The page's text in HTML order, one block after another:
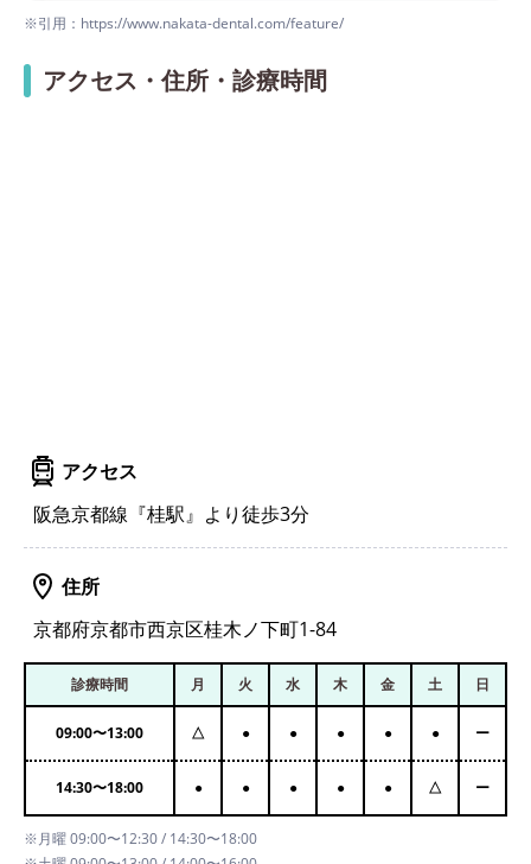
※引用：https://www.nakata-dental.com/feature/
アクセス・住所・診療時間
アクセス
阪急京都線『桂駅』より徒歩3分
住所
京都府京都市西京区桂木ノ下町1-84
診療時間 月 火 水 木 金 土 日
09:00〜13:00 △ ● ● ● ● ● ー
14:30〜18:00 ● ● ● ● ● △ ー
※月曜 09:00〜12:30 / 14:30〜18:00